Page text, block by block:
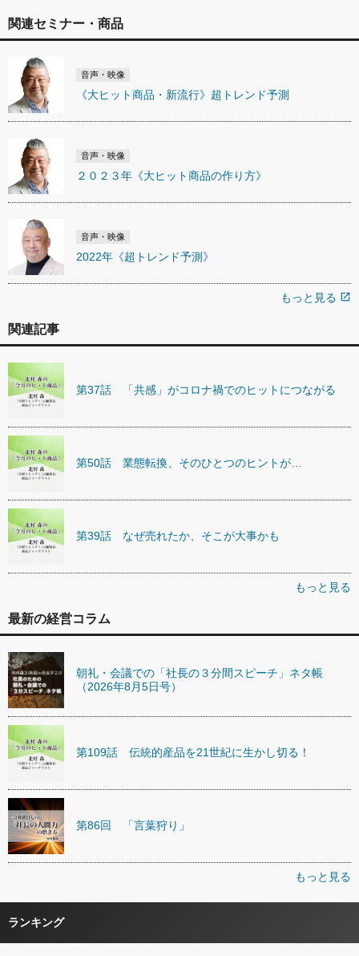
関連セミナー・商品
音声・映像
《大ヒット商品・新流行》超トレンド予測
音声・映像
２０２３年《大ヒット商品の作り方》
音声・映像
2022年《超トレンド予測》
もっと見る open_in_new
関連記事
第37話 「共感」がコロナ禍でのヒットにつながる
第50話 業態転換、そのひとつのヒントが…
第39話 なぜ売れたか、そこが大事かも
もっと見る
最新の経営コラム
朝礼・会議での「社長の３分間スピーチ」ネタ帳
（2026年8月5日号）
第109話 伝統的産品を21世紀に生かし切る！
第86回 「言葉狩り」
もっと見る
ランキング